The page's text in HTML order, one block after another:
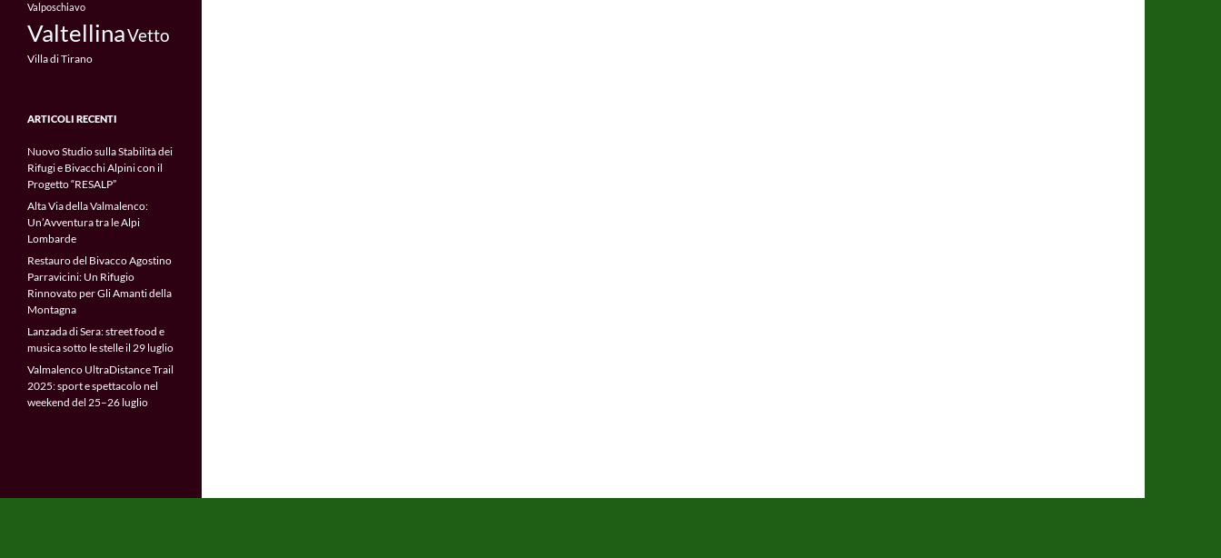
Valposchiavo
ValtellinaVetto
Villa di Tirano
ARTICOLI RECENTI
Nuovo Studio sulla Stabilità dei
Rifugi e Bivacchi Alpini con il
Progetto “RESALP”
Alta Via della Valmalenco:
Un’Avventura tra le Alpi
Lombarde
Restauro del Bivacco Agostino
Parravicini: Un Rifugio
Rinnovato per Gli Amanti della
Montagna
Lanzada di Sera: street food e
musica sotto le stelle il 29 luglio
Valmalenco UltraDistance Trail
2025: sport e spettacolo nel
weekend del 25–26 luglio